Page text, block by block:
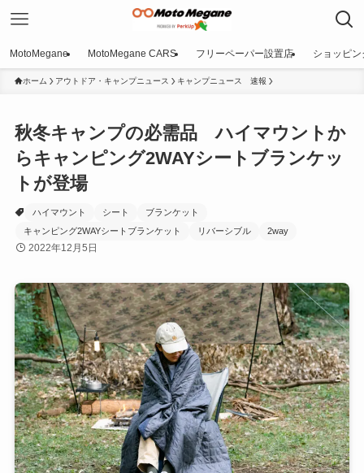
MotoMegane MotoMegane CARS フリーペーパー設置店 ショッピン
ホーム アウトドア・キャンプニュース キャンプニュース 速報
秋冬キャンプの必需品 ハイマウントか
らキャンピング2WAYシートブランケッ
トが登場
ハイマウント シート
ブランケット
キャンピング2WAYシートブランケット
リバーシブル 2way
2022年12月5日